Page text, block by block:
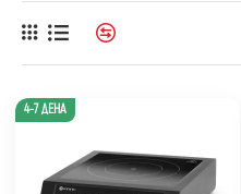
Налични са продукти от
4-7 ДЕНА